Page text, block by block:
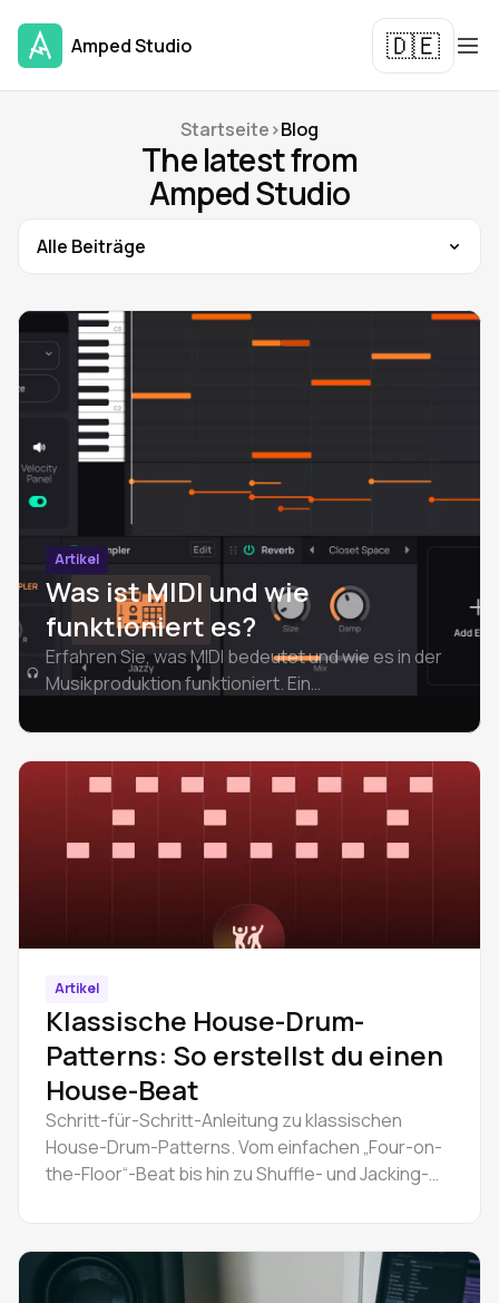
Amped Studio 🇩🇪
Startseite>Blog
The latest from
Amped Studio
Artikel
Was ist MIDI und wie
funktioniert es?
Erfahren Sie, was MIDI bedeutet und wie es in der
Musikproduktion funktioniert. Ein
Grundlagen von MIDI, zum Unterschied zwischen
Audio und MIDI, zu MIDI-Dateien und zu den ersten
Schritten.
Artikel
Klassische House-Drum-
Patterns: So erstellst du einen
House-Beat
Schritt-für-Schritt-Anleitung zu klassischen
House-Drum-Patterns. Vom einfachen „Four-on-
the-Floor“-Beat bis hin zu Shuffle- und Jacking-